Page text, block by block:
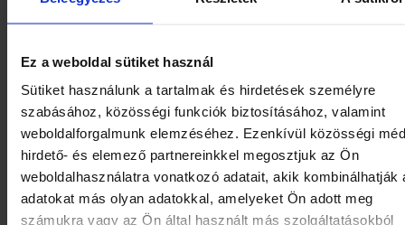
Ez a weboldal sütiket használ
Sütiket használunk a tartalmak és hirdetések személyre
szabásához, közösségi funkciók biztosításához, valamint
weboldalforgalmunk elemzéséhez. Ezenkívül közösségi
hirdető- és elemező partnereinkkel megosztjuk az Ön
weboldalhasználatra vonatkozó adatait, akik kombinálhatják
adatokat más olyan adatokkal, amelyeket Ön adott meg
számukra vagy az Ön által használt más szolgáltatásokból
További kérdés esetén szívesen állunk rendelkezésére
fenti elérhetőségek bármelyikén!
Egészségpénztári kártyával- a jelenleg hatályos
törvények értelmében - adómentesen kizárólag a
gyógymasszázs számolható el egészségpénztári
A fürdőbelépők és az egyéb wellness szolgáltatásaink